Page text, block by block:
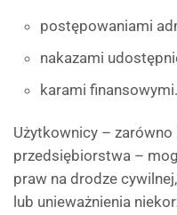
postępowaniami
nakazami
karami finansowymi.
Użytkownicy – zarówno
przedsiębiorstwa –
praw na drodze
lub unieważnienia